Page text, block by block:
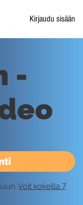
Kirjaudu sisään
-
Voit kokeilla 7